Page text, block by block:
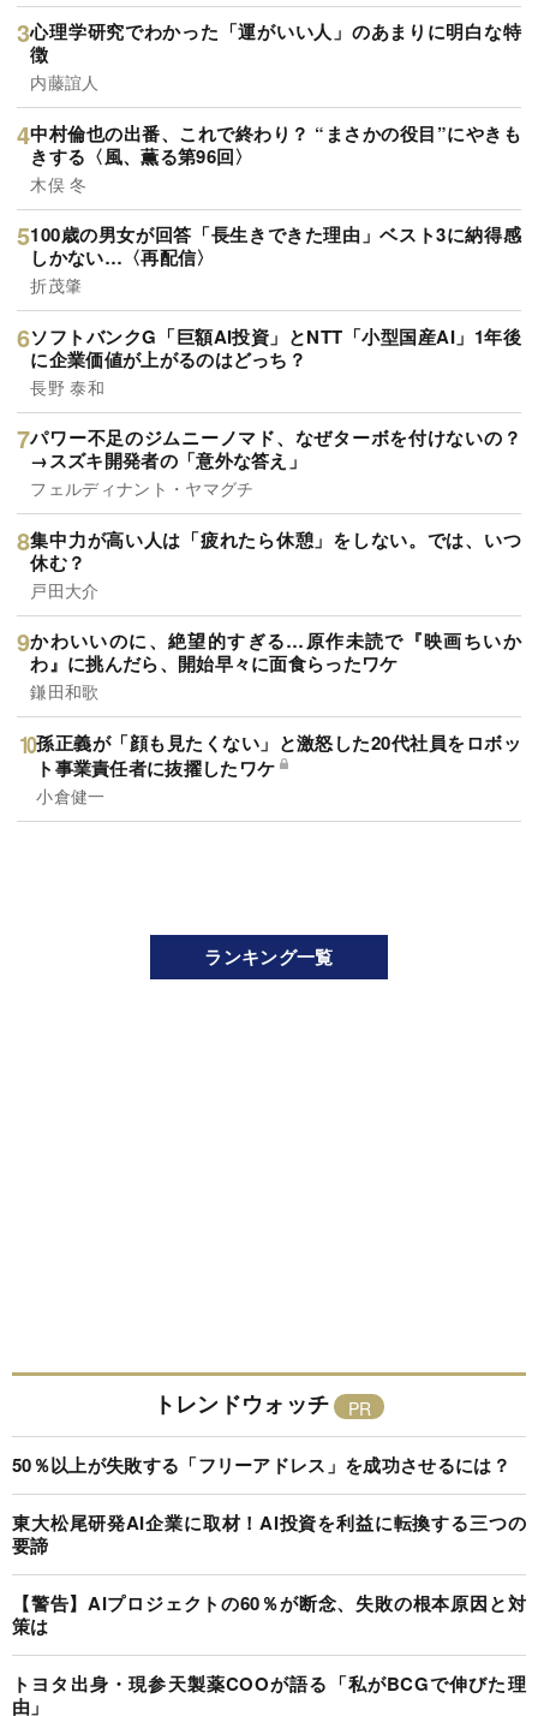
心理学研究でわかった「運がいい人」のあまりに明白な特
徴
内藤誼人
中村倫也の出番、これで終わり？ “まさかの役目”にやきも
きする〈風、薫る第96回〉
木俣 冬
100歳の男女が回答「長生きできた理由」ベスト3に納得感
しかない…〈再配信〉
折茂肇
ソフトバンクG「巨額AI投資」とNTT「小型国産AI」1年後
に企業価値が上がるのはどっち？
長野 泰和
パワー不足のジムニーノマド、なぜターボを付けないの？
→スズキ開発者の「意外な答え」
フェルディナント・ヤマグチ
集中力が高い人は「疲れたら休憩」をしない。では、いつ
休む？
戸田大介
かわいいのに、絶望的すぎる…原作未読で『映画ちいか
わ』に挑んだら、開始早々に面食らったワケ
鎌田和歌
孫正義が「顔も見たくない」と激怒した20代社員をロボッ
ト事業責任者に抜擢したワケ
小倉健一
ランキング一覧
トレンドウォッチ
50％以上が失敗する「フリーアドレス」を成功させるには？
東大松尾研発AI企業に取材！AI投資を利益に転換する三つの
要諦
【警告】AIプロジェクトの60％が断念、失敗の根本原因と対
策は
トヨタ出身・現参天製薬COOが語る「私がBCGで伸びた理
由」